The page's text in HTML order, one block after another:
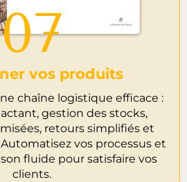
07
vos produits
chaîne logistique efficace :
gestion des stocks,
retours simplifiés et
vos processus et
fluide pour satisfaire vos
clients.